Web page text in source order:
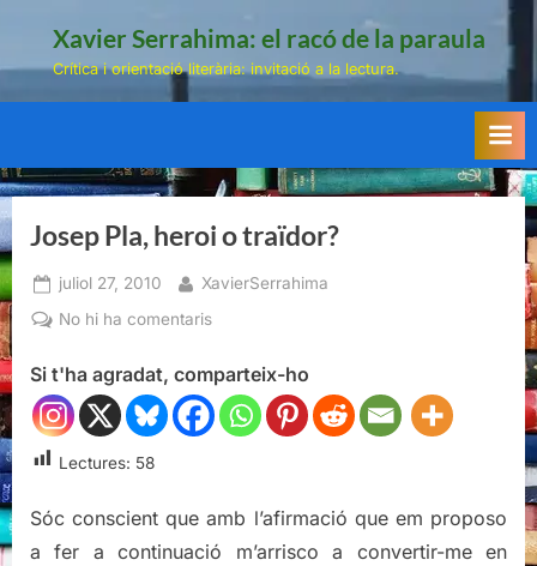
Xavier Serrahima: el racó de la paraula
Crítica i orientació literària: invitació a la lectura.
Josep Pla, heroi o traïdor?
Posted
on
juliol 27, 2010 By
XavierSerrahima
No hi ha comentarisa
Pla,
heroi
o
Si t'ha agradat, comparteix-ho
Lectures: 58
Sóc conscient que amb l’afirmació que em proposo
a fer a continuació m’arrisco a convertir-me en